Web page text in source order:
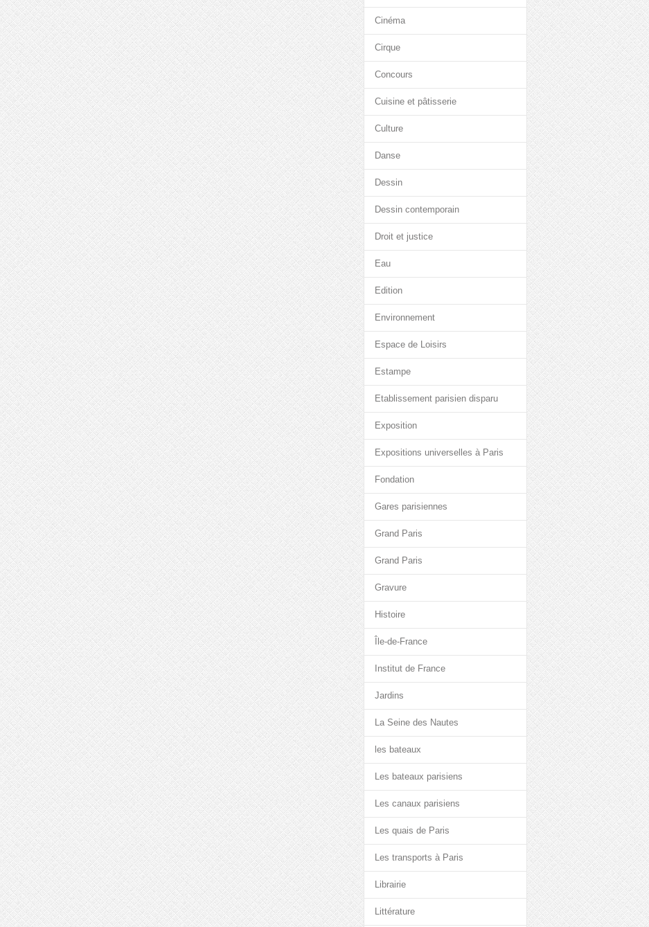
Cinéma
Cirque
Concours
Cuisine et pâtisserie
Culture
Danse
Dessin
Dessin contemporain
Droit et justice
Eau
Edition
Environnement
Espace de Loisirs
Estampe
Etablissement parisien disparu
Exposition
Expositions universelles à Paris
Fondation
Gares parisiennes
Grand Paris
Grand Paris
Gravure
Histoire
Île-de-France
Institut de France
Jardins
La Seine des Nautes
les bateaux
Les bateaux parisiens
Les canaux parisiens
Les quais de Paris
Les transports à Paris
Librairie
Littérature